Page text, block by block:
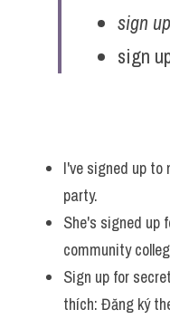
Vocabularysign
sign
I've signed up
party.
She's signed up
community
Sign up for
thích: Đăng ký